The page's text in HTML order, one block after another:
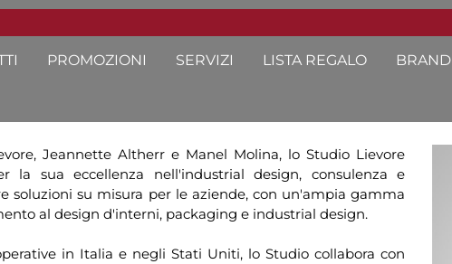
PROMOZIONI SERVIZI LISTA REGALO BRAND
Jeannette Altherr e Manel Molina, lo Studio Lievore
la sua eccellenza nell'industrial design, consulenza e
soluzioni su misura per le aziende, con un'ampia gamma
al design d'interni, packaging e industrial design.
in Italia e negli Stati Uniti, lo Studio collabora con